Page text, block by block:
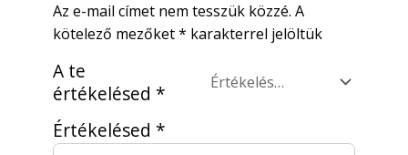
Az e-mail címet nem tesszük közzé. A
kötelező mezőket* karakterrel jelöltük
A te
értékelésed *
Értékelésed *